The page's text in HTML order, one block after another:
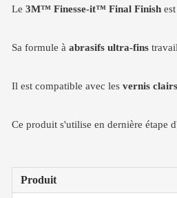
Le 3M™ Finesse-it™ Final Finish
Sa formule à abrasifs ultra-fins
Il est compatible avec les vernis
Ce produit s'utilise en dernière étape
Produit